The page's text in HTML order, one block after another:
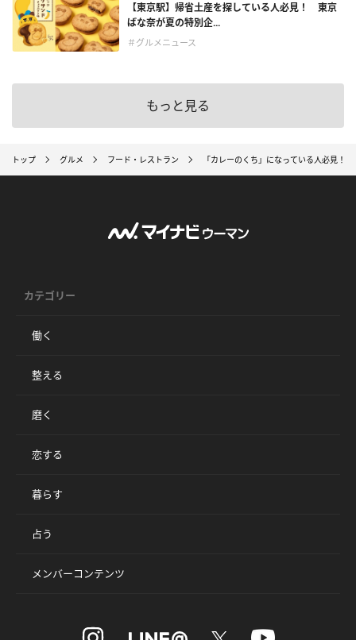
【東京駅】帰省土産を探している人必見！ 東京
ばな奈が夏の特別企...
＃グルメニュース
もっと見る
トップ グルメ フード・レストラン 「カレーのくち」になっている人必見
カテゴリー
働く
整える
磨く
恋する
暮らす
占う
メンバーコンテンツ